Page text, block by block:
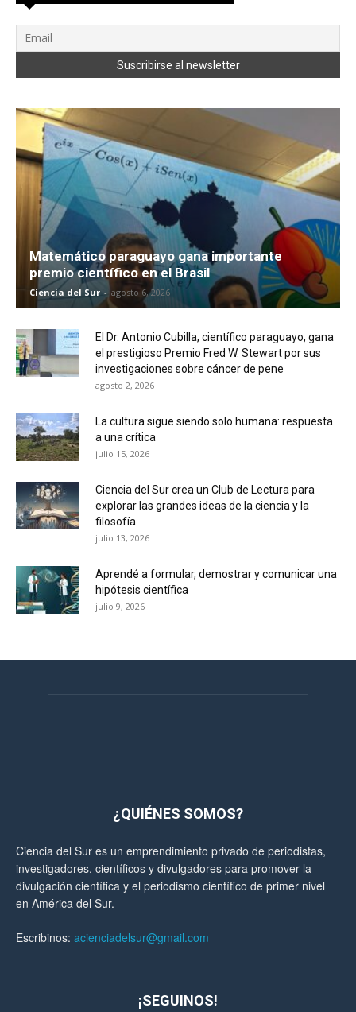
Matemático paraguayo gana importante
premio científico en el Brasil
Ciencia del Sur - agosto 6, 2026
El Dr. Antonio Cubilla, científico paraguayo, gana
el prestigioso Premio Fred W. Stewart por sus
investigaciones sobre cáncer de pene
agosto 2, 2026
La cultura sigue siendo solo humana: respuesta
a una crítica
julio 15, 2026
Ciencia del Sur crea un Club de Lectura para
explorar las grandes ideas de la ciencia y la
filosofía
julio 13, 2026
Aprendé a formular, demostrar y comunicar una
hipótesis científica
julio 9, 2026
¿QUIÉNES SOMOS?
Ciencia del Sur es un emprendimiento privado de periodistas,
investigadores, científicos y divulgadores para promover la
divulgación científica y el periodismo científico de primer nivel
en América del Sur.
Escribinos: acienciadelsur@gmail.com
¡SEGUINOS!